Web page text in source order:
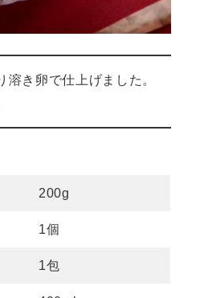
溶き卵で仕上げました。
200g
1個
1包